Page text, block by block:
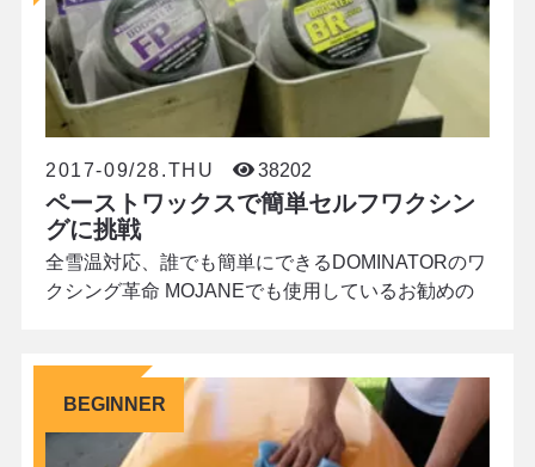
ザラメ
2017-09/28.THU 38202
ペーストワックスで簡単セルフワクシン
グに挑戦
全雪温対応、誰でも簡単にできるDOMINATORのワ
クシング革命 MOJANEでも使用しているお勧めの
ス2種をご紹介します。 ペーストタイプのワックス
は、アイロンやスタンドといった大掛かりな道具を
揃えず、お部屋のワックス汚れの心配もいらない優
れもの。細かいことは一切抜きに、誰もが簡
BEGINNER